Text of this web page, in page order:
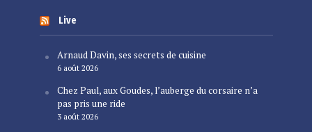
Live
Arnaud Davin, ses secrets de cuisine
6 août 2026
Chez Paul, aux Goudes, l’auberge du corsaire n’a
pas pris une ride
3 août 2026